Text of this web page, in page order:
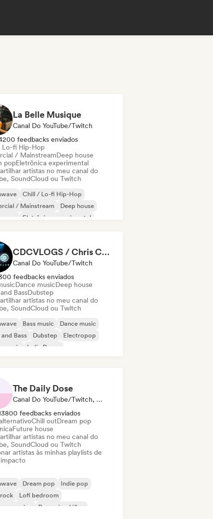
La Belle Musique
Canal Do YouTube/Twitch
feedbacks enviados
Lo-fi Hip-Hop
/ MainstreamDeep house
popEletrônica experimental
artistas no meu canal do
SoundCloud ou Twitch
Chill / Lo-fi Hip-Hop
/ Mainstream
Deep house
pop
Eletrônica experimental
& Progressive House
CDCVLOGS / Chris Candela
Canal Do YouTube/Twitch
feedbacks enviados
Dance musicDeep house
BassDubstep
artistas no meu canal do
SoundCloud ou Twitch
Bass music
Dance music
Bass
Dubstep
Electropop
music
Indie Dance
The Daily Dose
Canal Do YouTube/Twitch, Playlist
feedbacks enviados
Chill outDream pop
Future house
artistas no meu canal do
SoundCloud ou Twitch
artistas às minhas playlists de
Dream pop
Indie pop
Lofi bedroom
Pop psicodélico